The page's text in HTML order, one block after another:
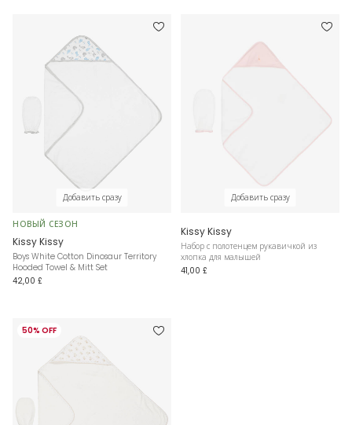
Добавить сразу
НОВЫЙ СЕЗОН
Kissy Kissy
Boys White Cotton Dinosaur Territory
Hooded Towel & Mitt Set
42,00 £
Добавить сразу
Kissy Kissy
Набор с полотенцем рукавичкой из
хлопка для малышей
41,00 £
50% OFF